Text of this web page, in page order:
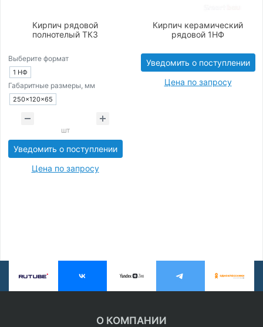
Кирпич рядовой
полнотелый ТКЗ
Выберите формат
1 НФ
Габаритные размеры, мм
250×120×65
шт
Уведомить о поступлении
Цена по запросу
Кирпич керамический
рядовой 1НФ
Уведомить о поступлении
Цена по запросу
О КОМПАНИИ